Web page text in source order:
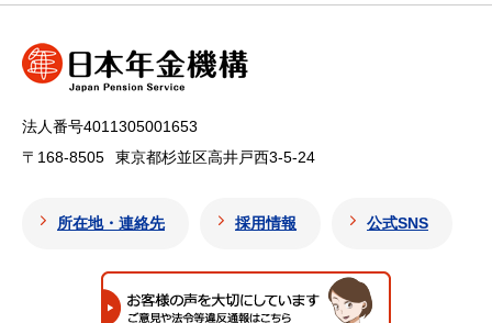
法人番号4011305001653
〒168-8505
東京都杉並区高井戸西3-5-24
所在地・連絡先 採用情報 公式SNS